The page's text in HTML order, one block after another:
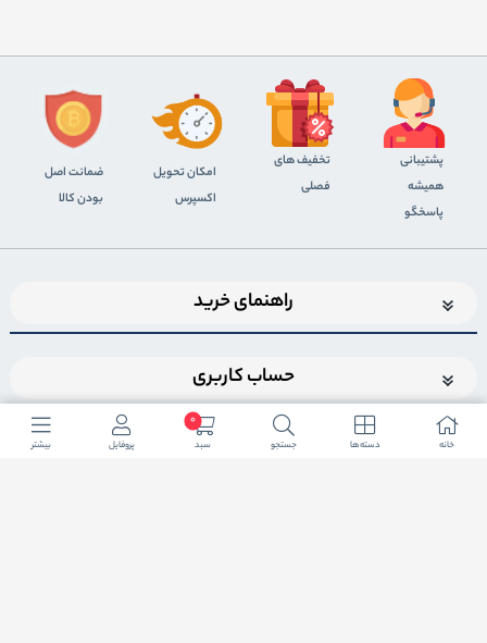
خانه دسته ها جستجو
0
سبد پروفایل بیشتر
پشتیبانی
همیشه
پاسخگو
تخفیف های
فصلی
اﻣﮑﺎن ﺗﺤﻮﯾﻞ
اﮐﺴﭙﺮس
ضمانت اصل
بودن کالا
راهنمای خرید
حساب کاربری